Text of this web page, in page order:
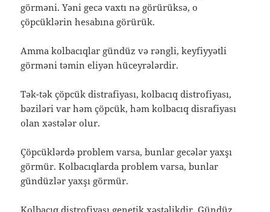
görməni. Yəni gecə vaxtı nə görürüksə, o
çöpcüklərin hesabına görürük.
Amma kolbacıqlar gündüz və rəngli, keyfiyyətli
görməni təmin eliyən hüceyrələrdir.
Tək-tək çöpcük distrafiyası, kolbacıq distrofiyası,
bəziləri var həm çöpcük, həm kolbacıq disrafiyası
olan xəstələr olur.
Çöpcüklərdə problem varsa, bunlar gecələr yaxşı
görmür. Kolbacıqlarda problem varsa, bunlar
gündüzlər yaxşı görmür.
Kolbacıq distrofiyası genetik xəstəlikdir. Gündüz